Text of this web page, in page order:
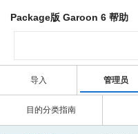
Package版 Garoon 6 帮助
导入 管理员
目的分类指南